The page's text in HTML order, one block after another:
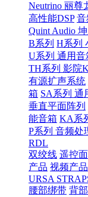
Neutrino 丽尊
高性能DSP 音
Quint Audio
B系列 H系列
U系列 通用
TH系列 影院
有源扩声系统
箱 SA系列 通
垂直平面阵列
能音箱 KA系
P系列 音频处
RDL
双绞线 遥控
产品 视频产品
URSA
腰部绑带 背